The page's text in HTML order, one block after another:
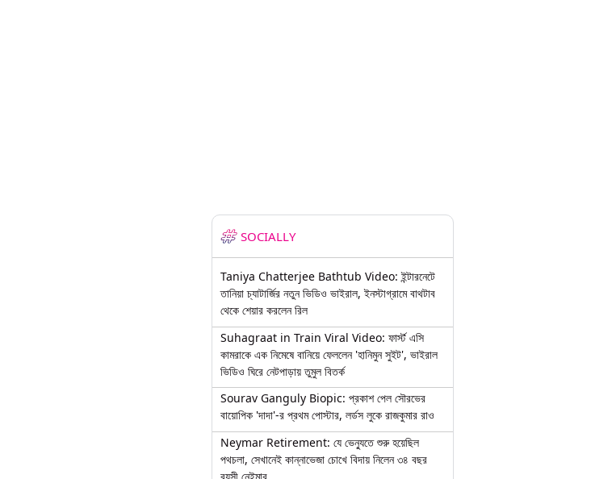
SOCIALLY
Taniya Chatterjee Bathtub Video: ইন্টারনেটে
তানিয়া চ্যাটার্জির নতুন ভিডিও ভাইরাল, ইনস্টাগ্রামে বাথটাব
থেকে শেয়ার করলেন রিল
Suhagraat in Train Viral Video: ফার্স্ট এসি
কামরাকে এক নিমেষে বানিয়ে ফেললেন 'হানিমুন সুইট', ভাইরাল
ভিডিও ঘিরে নেটপাড়ায় তুমুল বিতর্ক
Sourav Ganguly Biopic: প্রকাশ পেল সৌরভের
বায়োপিক 'দাদা'-র প্রথম পোস্টার, লর্ডস লুকে রাজকুমার রাও
Neymar Retirement: যে ভেন্যুতে শুরু হয়েছিল
পথচলা, সেখানেই কান্নাভেজা চোখে বিদায় নিলেন ৩৪ বছর
বয়সী নেইমার